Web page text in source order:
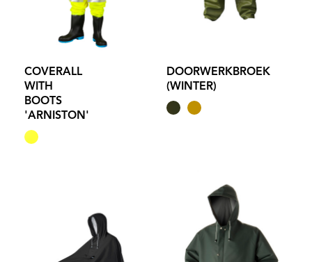
COVERALL
WITH
BOOTS
'ARNISTON'
DOORWERKBROEK
(WINTER)